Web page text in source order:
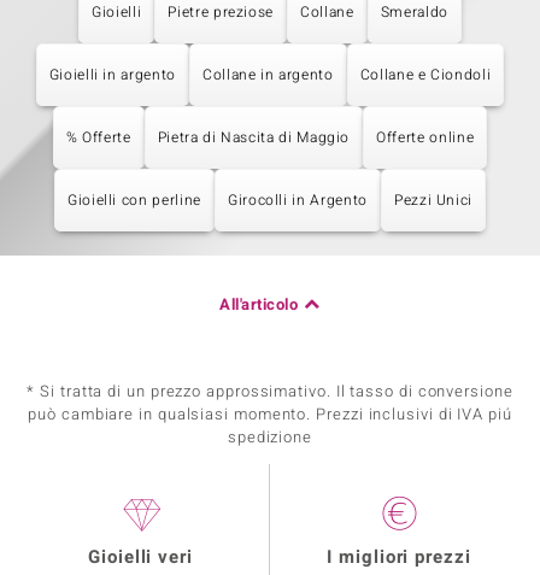
Gioielli Pietre preziose Collane Smeraldo
Gioielli in argento Collane in argento Collane e Ciondoli
% Offerte Pietra di Nascita di Maggio Offerte online
Gioielli con perline Girocolli in Argento Pezzi Unici
All'articolo
* Si tratta di un prezzo approssimativo. Il tasso di conversione
può cambiare in qualsiasi momento. Prezzi inclusivi di IVA piú
spedizione
Gioielli veri I migliori prezzi